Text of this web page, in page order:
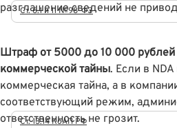
разглашение сведений не
Ст. 6.1 и 11 №98-ФЗ
Штраф от 5000 до 10 000 рублей
коммерческой тайны. Если в
коммерческая тайна, а в
соответствующий режим,
ответственность не грозит.
Ст. 13.14 КоАП РФ